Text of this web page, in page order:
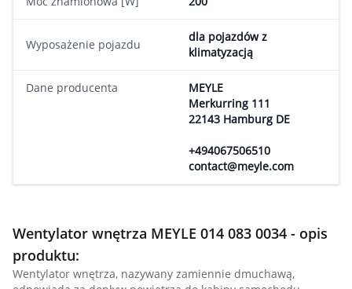
Wyposażenie pojazdu
dla pojazdów z
klimatyzacją
Dane producenta
MEYLE
Merkurring 111
22143 Hamburg DE
+494067506510
contact@meyle.com
Wentylator wnętrza MEYLE 014 083 0034 - opis
produktu:
Wentylator wnętrza, nazywany zamiennie dmuchawą,